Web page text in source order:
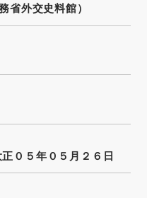
省外交史料館）
０５年０５月２６日